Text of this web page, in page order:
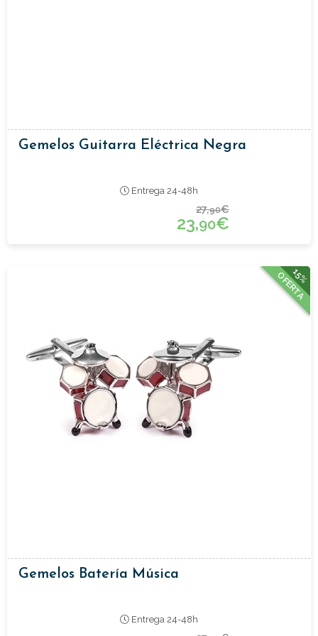
Gemelos Guitarra Eléctrica Negra
Entrega 24-48h
27,90€
23,90€
15%
OFERTA
Gemelos Batería Música
Entrega 24-48h